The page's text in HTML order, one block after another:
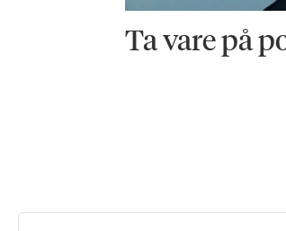
Ta vare på